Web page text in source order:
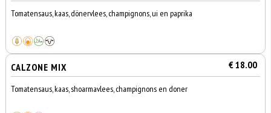
Tomatensaus, kaas, dönervlees, champignons, ui en paprika
CALZONE MIX € 18.00
Tomatensaus, kaas, shoarmavlees, champignons en doner